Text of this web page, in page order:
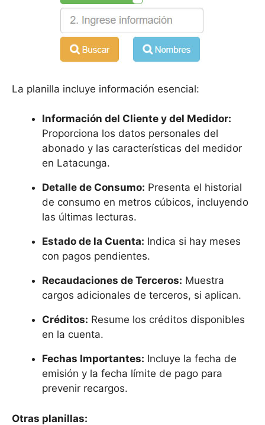
La planilla incluye información esencial:
Información del Cliente y del Medidor:
Proporciona los datos personales del
abonado y las características del medidor
en Latacunga.
Detalle de Consumo: Presenta el historial
de consumo en metros cúbicos, incluyendo
las últimas lecturas.
Estado de la Cuenta: Indica si hay meses
con pagos pendientes.
Recaudaciones de Terceros: Muestra
cargos adicionales de terceros, si aplican.
Créditos: Resume los créditos disponibles
en la cuenta.
Fechas Importantes: Incluye la fecha de
emisión y la fecha límite de pago para
prevenir recargos.
Otras planillas: